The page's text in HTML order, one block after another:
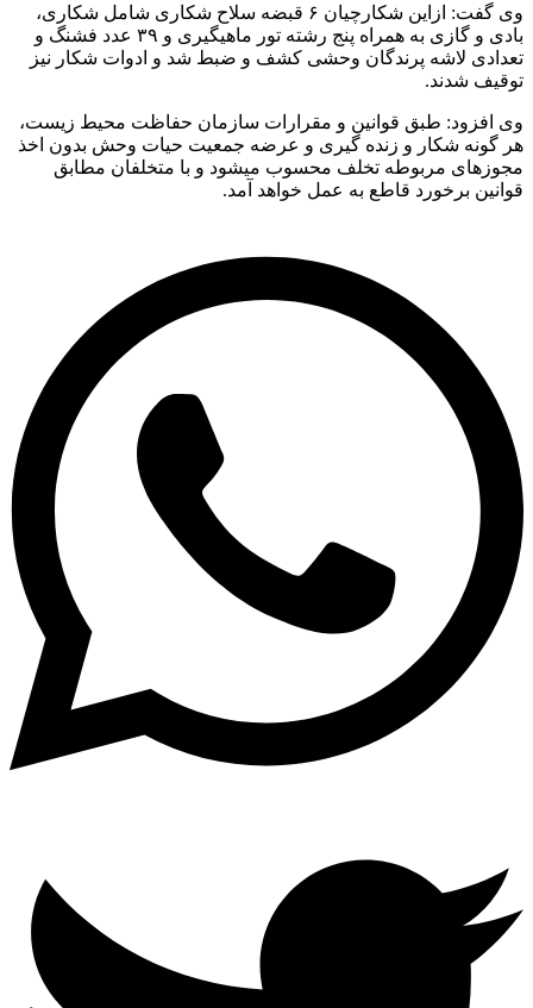
وی گفت: ازاین شکارچیان ۶ قبضه سلاح شکاری شامل شکاری،
بادی و گازی به همراه پنج رشته تور ماهیگیری و ۳۹ عدد فشنگ و
تعدادی لاشه پرندگان وحشی کشف و ضبط شد و ادوات شکار نیز
توقیف شدند.
وی افزود: طبق قوانین و مقرارات سازمان حفاظت محیط زیست،
هر گونه شکار و زنده گیری و عرضه جمعیت حیات وحش بدون اخذ
مجوزهای مربوطه تخلف محسوب میشود و با متخلفان مطابق
قوانین برخورد قاطع به عمل خواهد آمد.